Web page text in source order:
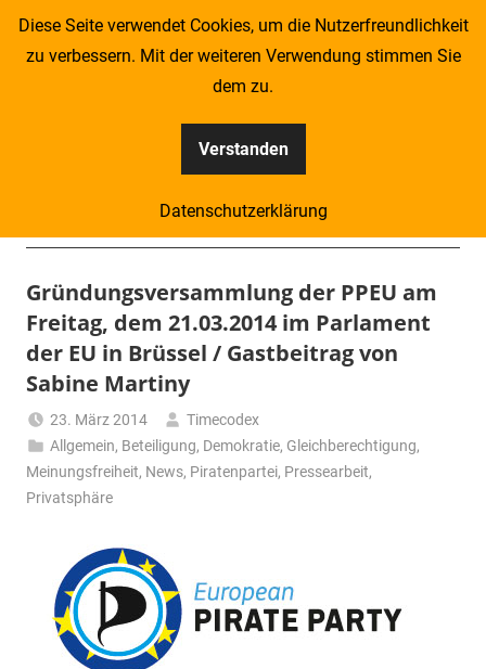
Zum
Kompass
–
Zeitung
für
Piraten
Gründungsversammlung der PPEU am
Freitag, dem 21.03.2014 im Parlament
der EU in Brüssel / Gastbeitrag von
Sabine Martiny
23. März 2014
Timecodex
Allgemein, Beteiligung, Demokratie, Gleichberechtigung,
Meinungsfreiheit, News, Piratenpartei, Pressearbeit,
Privatsphäre
Diese Seite verwendet Cookies, um die Nutzerfreundlichkeit
zu verbessern. Mit der weiteren Verwendung stimmen Sie
dem zu.
Verstanden
Datenschutzerklärung